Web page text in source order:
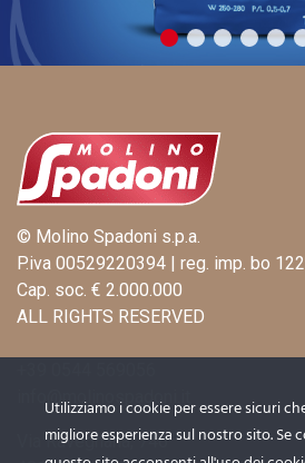
© Molino Spadoni s.p.a.
P.iva 00529220394 | reg. imp. bo
Cap. soc. € 2.000.000
ALL RIGHTS RESERVED
info@molinospadoni.it
Via Ravegnana, 746
Utilizziamo i cookie per essere sicuri
migliore esperienza sul nostro sito. Se